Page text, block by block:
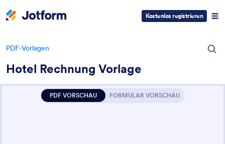
Kostenlos registrieren
PDF-Vorlagen
Hotel Rechnung Vorlage
PDF VORSCHAU FORMULAR VORSCHAU